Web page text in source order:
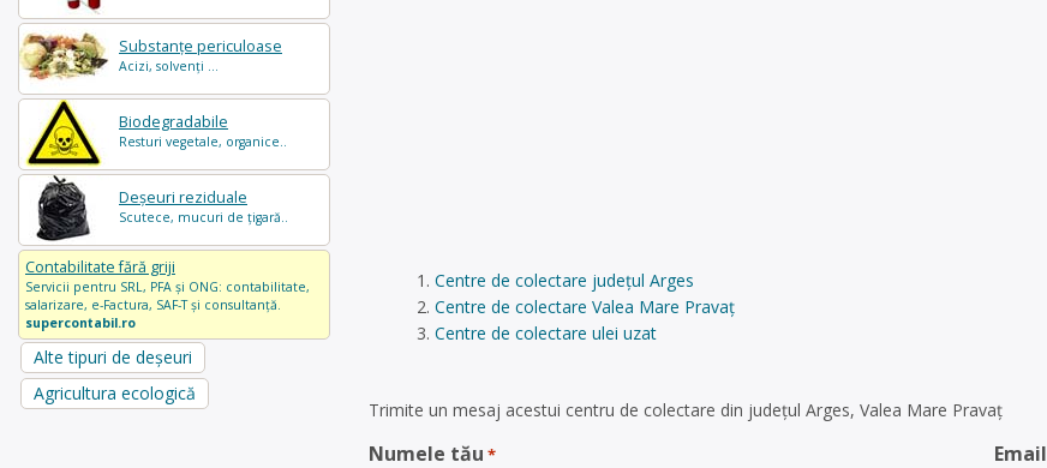
Substanțe periculoase
Acizi, solvenți ...
Biodegradabile
Resturi vegetale, organice..
Deșeuri reziduale
Scutece, mucuri de țigară..
Contabilitate fără griji
Servicii pentru SRL, PFA și ONG: contabilitate,
salarizare, e-Factura, SAF-T și consultanță.
supercontabil.ro
Alte tipuri de deșeuri
Agricultura ecologică
Centre de colectare județul Arges
Centre de colectare Valea Mare Pravaț
Centre de colectare ulei uzat
Trimite un mesaj acestui centru de colectare din județul Arges, Valea Mare Pravaț
Numele tău * Email